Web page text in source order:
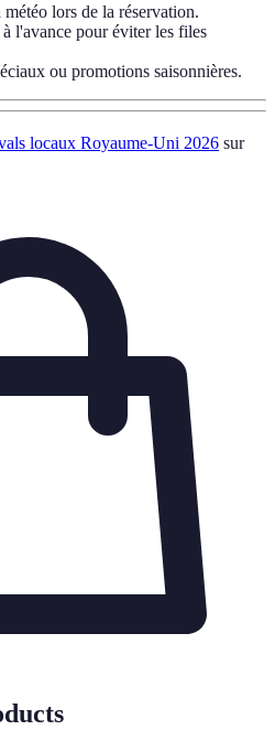
lors de la réservation.
l'avance pour éviter les files
ou promotions saisonnières.
locaux Royaume-Uni 2026 sur